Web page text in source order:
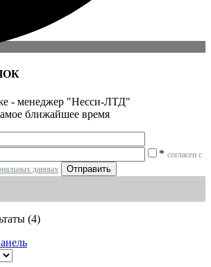
- менеджер "Несси-ЛТД"
ближайшее время
* согласен с
данных
(4)